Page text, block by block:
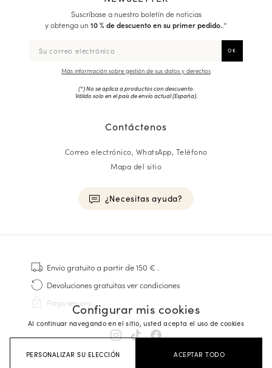
Configurar mis cookies
Al continuar navegando en el sitio, usted acepta el uso de cookies
PERSONALIZAR SU ELECCIÓN ACEPTAR TODO
Suscríbase a nuestro boletín de noticias
y obtenga un 10 % de descuento en su primer pedido..*
Más información sobre gestión de sus datos y derechos
(*) No se aplica a productos con descuento.
Válido solo en el país de envío actual (España).
Contáctenos
Correo electrónico, WhatsApp, Teléfono
Mapa del sitio
¿Necesitas ayuda?
Zapatillas
Cosido Goodyear
Derbies y Richelieu
Zapatos Richelieu Hombre
Mocasines
Sandalias y Alpargatas
Maletines Business
Envio gratuitoa partir de 150 € .
Devoluciones gratuitasver condiciones
Pago seguro